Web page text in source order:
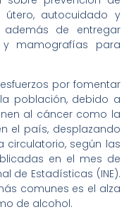
autocuidado y
de entregar
y mamografías para
por fomentar
población, debido a
al cáncer como la
el país, desplazando
circulatorio, según las
en el mes de
de Estadísticas (INE).
comunes es el alza
de alcohol.